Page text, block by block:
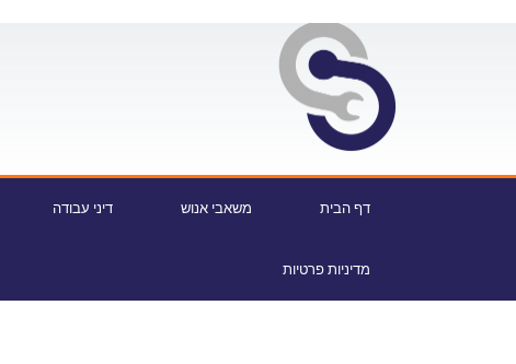
דף הבית משאבי אנוש דיני עבודה
מדיניות פרטיות